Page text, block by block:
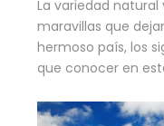
La variedad
maravillas que
hermoso país, los
que conocer en